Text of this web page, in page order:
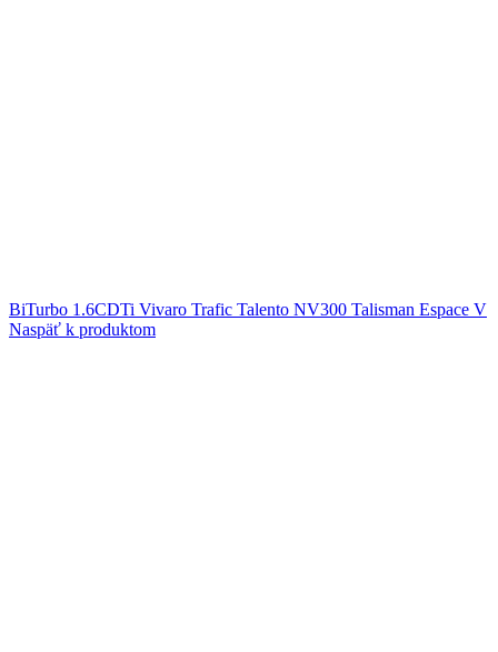
BiTurbo 1.6CDTi Vivaro Trafic Talento NV300 Talisman Espace V
Naspäť k produktom